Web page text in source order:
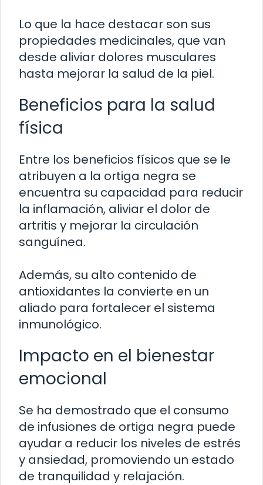
Lo que la hace destacar son sus
propiedades medicinales, que van
desde aliviar dolores musculares
hasta mejorar la salud de la piel.
Beneficios para la salud
física
Entre los beneficios físicos que se le
atribuyen a la ortiga negra se
encuentra su capacidad para reducir
la inflamación, aliviar el dolor de
artritis y mejorar la circulación
sanguínea.
Además, su alto contenido de
antioxidantes la convierte en un
aliado para fortalecer el sistema
inmunológico.
Impacto en el bienestar
emocional
Se ha demostrado que el consumo
de infusiones de ortiga negra puede
ayudar a reducir los niveles de estrés
y ansiedad, promoviendo un estado
de tranquilidad y relajación.